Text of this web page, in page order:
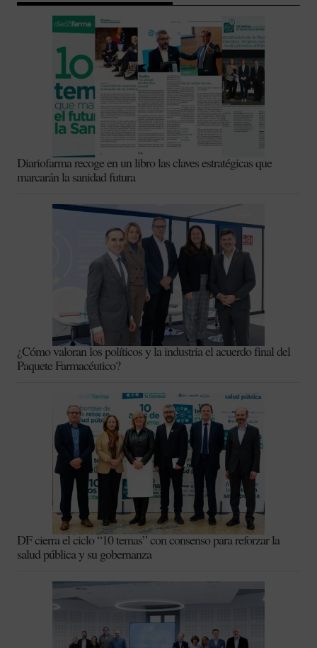
Diariofarma recoge en un libro las claves estratégicas que
marcarán la sanidad futura
¿Cómo valoran los políticos y la industria el acuerdo final del
Paquete Farmacéutico?
DF cierra el ciclo “10 temas” con consenso para reforzar la
salud pública y su gobernanza